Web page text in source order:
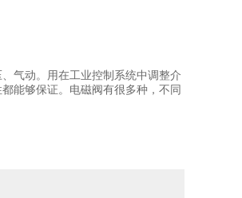
气动。用在工业控制系统中调整介
能够保证。电磁阀有很多种，不同